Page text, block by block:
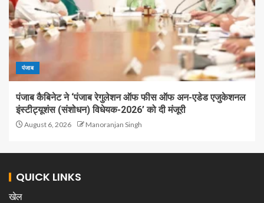
पंजाब
पंजाब कैबिनेट ने ‘पंजाब रेगुलेशन ऑफ फीस ऑफ अन-एडेड एजुकेशनल
इंस्टीट्यूशंस (संशोधन) विधेयक-2026’ को दी मंजूरी
August 6, 2026 Manoranjan Singh
QUICK LINKS
खेल